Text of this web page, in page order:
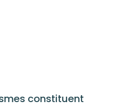
constituent